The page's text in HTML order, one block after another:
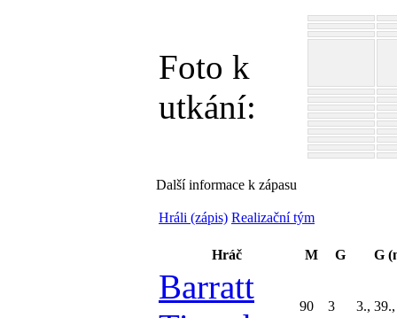
Foto k
utkání:
Další informace k zápasu
Hráli (zápis) Realizační tým
Hráč M G G
Barratt
90 3 3.,